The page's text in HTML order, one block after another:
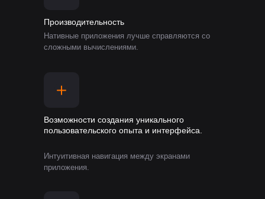
Интуитивная навигация между экранами
приложения.
Возможности создания уникального
пользовательского опыта и интерфейса.
Нативные приложения лучше справляются со
сложными вычислениями.
Производительность